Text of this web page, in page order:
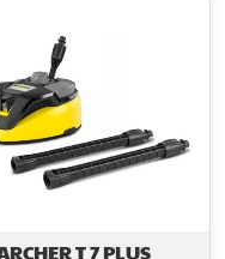
T 7 PLUS